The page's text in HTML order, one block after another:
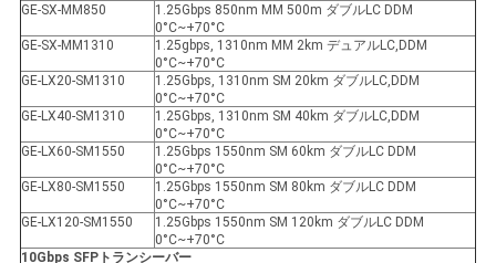
GE-SX-MM850
1.25Gbps 850nm MM 500m ダブルLC DDM
0°C~+70°C
GE-SX-MM1310
1.25gbps, 1310nm MM 2km デュアルLC,DDM
0°C~+70°C
GE-LX20-SM1310
1.25Gbps, 1310nm SM 20km ダブルLC,DDM
0°C~+70°C
GE-LX40-SM1310
1.25Gbps, 1310nm SM 40km ダブルLC,DDM
0°C~+70°C
GE-LX60-SM1550
1.25Gbps 1550nm SM 60km ダブルLC DDM
0°C~+70°C
GE-LX80-SM1550
1.25Gbps 1550nm SM 80km ダブルLC DDM
0°C~+70°C
GE-LX120-SM1550
1.25Gbps 1550nm SM 120km ダブルLC DDM
0°C~+70°C
10Gbps SFPトランシーバー